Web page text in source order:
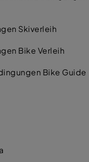
Skiverleih
Bike Verleih
Bike Guide